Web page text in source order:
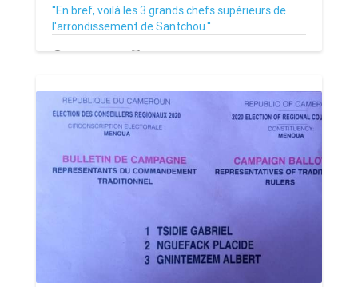
''En bref, voilà les 3 grands chefs supérieurs de
l'arrondissement de Santchou.''
07/01/21 Par MenouActu 18395